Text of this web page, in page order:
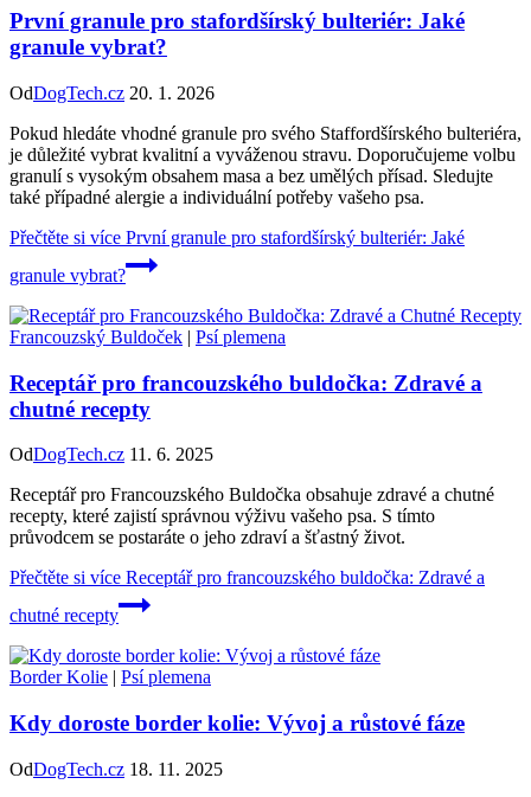
První granule pro stafordšírský bulteriér: Jaké
granule vybrat?
OdDogTech.cz 20. 1. 2026
Pokud hledáte vhodné granule pro svého Staffordšírského bulteriéra,
je důležité vybrat kvalitní a vyváženou stravu. Doporučujeme volbu
granulí s vysokým obsahem masa a bez umělých přísad. Sledujte
také případné alergie a individuální potřeby vašeho psa.
Přečtěte si více První granule pro stafordšírský bulteriér: Jaké
granule vybrat?
Francouzský Buldoček | Psí plemena
Receptář pro francouzského buldočka: Zdravé a
chutné recepty
OdDogTech.cz 11. 6. 2025
Receptář pro Francouzského Buldočka obsahuje zdravé a chutné
recepty, které zajistí správnou výživu vašeho psa. S tímto
průvodcem se postaráte o jeho zdraví a šťastný život.
Přečtěte si více Receptář pro francouzského buldočka: Zdravé a
chutné recepty
Border Kolie | Psí plemena
Kdy doroste border kolie: Vývoj a růstové fáze
OdDogTech.cz 18. 11. 2025